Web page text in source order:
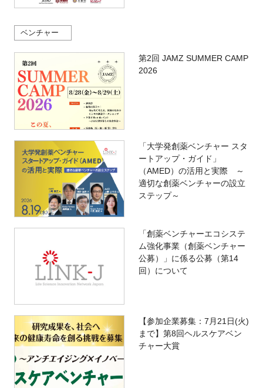
ベンチャー
第2回 JAMZ SUMMER CAMP
2026
「大学発創薬ベンチャー スタ
ートアップ・ガイド」
（AMED）の活用と実際 ～
適切な創薬ベンチャーの設立
ステップ～
「創薬ベンチャーエコシステ
ム強化事業（創薬ベンチャー
公募）」に係る公募（第14
回）について
【参加企業募集：7月21日(火)
まで】第8回ヘルスケアベン
チャー大賞